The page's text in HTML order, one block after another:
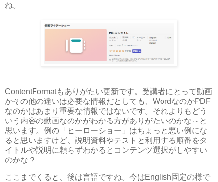
ね。
ContentFormatもありがたい更新です。受講者にとって動画
かその他の違いは必要な情報だとしても、WordなのかPDF
なのかはあまり重要な情報ではないです。それよりもどう
いう内容の動画なのかがわかる方がありがたいのかな～と
思います。例の「ヒーローショー」はちょっと悪い例にな
ると思いますけど、説明資料やテストと利用する順番をタ
イトルや説明に頼らずわかるとコンテンツ選択がしやすい
のかな？
ここまでくると、後は言語ですね。今はEnglish固定の様で